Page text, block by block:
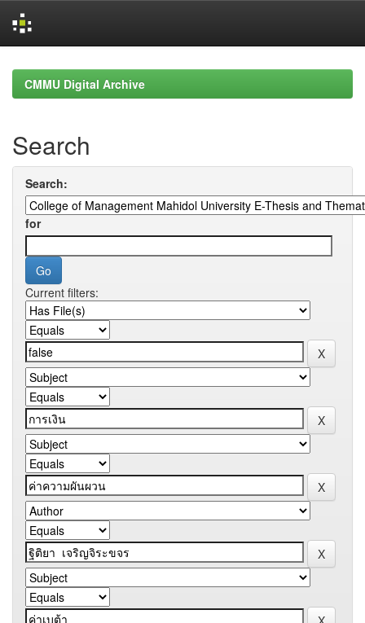
navigationCMMU Digital Archive
Search
Search:
for
Current filters: